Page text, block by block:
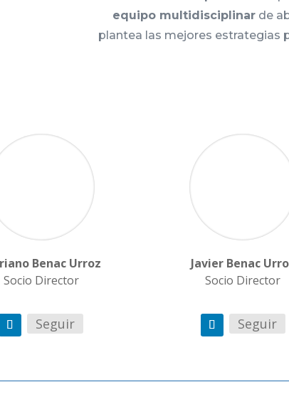
equipo multidisciplinarde
plantea las mejores estrategias
Benac Urroz
Socio Director
Seguir
Javier Benac
Socio Director
Seguir